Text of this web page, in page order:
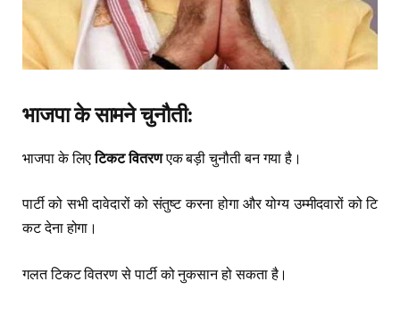
भाजपाकेसामनेचुनौती:
भाजपा के लिएटिकट वितरणएक बड़ी चुनौती बन गया है।
पार्टी को सभी दावेदारों को संतुष्ट करना होगा और योग्य उम्मीदवारों को टि
कट देना होगा।
गलत टिकट वितरण से पार्टी को नुकसान हो सकता है।